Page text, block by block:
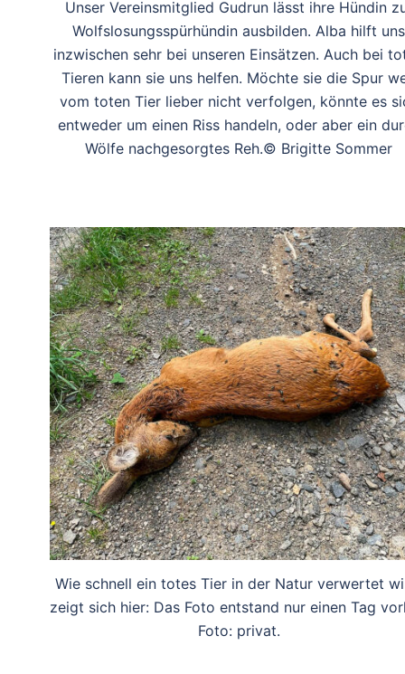
Unser Vereinsmitglied Gudrun lässt ihre Hündin
Wolfslosungsspürhündin ausbilden. Alba hilft uns
inzwischen sehr bei unseren Einsätzen. Auch bei
Tieren kann sie uns helfen. Möchte sie die Spur
vom toten Tier lieber nicht verfolgen, könnte es
entweder um einen Riss handeln, oder aber ein
Wölfe nachgesorgtes Reh.© Brigitte Sommer
Wie schnell ein totes Tier in der Natur verwertet
zeigt sich hier: Das Foto entstand nur einen Tag
Foto: privat.